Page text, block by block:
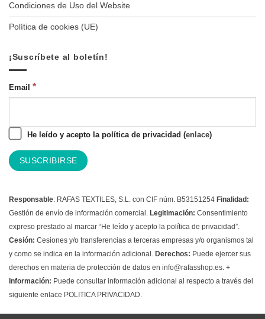
Condiciones de Uso del Website
Política de cookies (UE)
¡Suscríbete al boletín!
Email *
He leído y acepto la política de privacidad (enlace)
Responsable: RAFAS TEXTILES, S.L. con CIF núm. B53151254 Finalidad:
Gestión de envío de información comercial. Legitimación: Consentimiento
expreso prestado al marcar “He leído y acepto la política de privacidad”.
Cesión: Cesiones y/o transferencias a terceras empresas y/o organismos tal
y como se indica en la información adicional. Derechos: Puede ejercer sus
derechos en materia de protección de datos en info@rafasshop.es. +
Información: Puede consultar información adicional al respecto a través del
siguiente enlace POLITICA PRIVACIDAD.